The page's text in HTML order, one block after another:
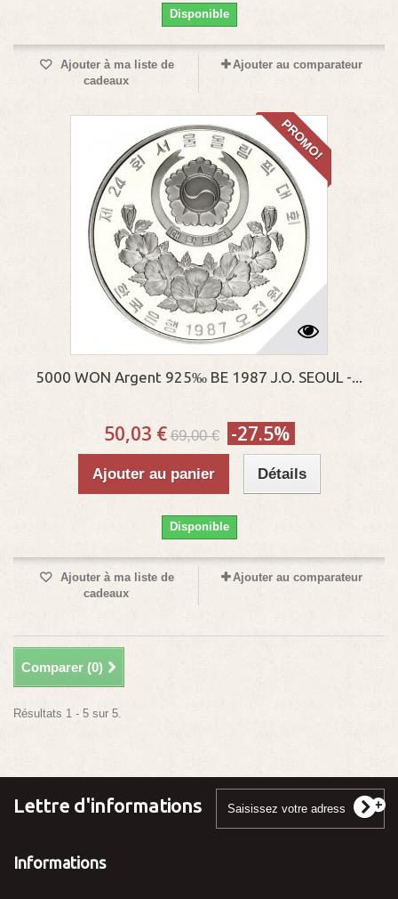
Disponible
Ajouter à ma liste de
cadeaux
Ajouter au comparateur
PROMO!
5000 WON Argent 925‰ BE 1987 J.O. SEOUL -...
50,03 € 69,00 € -27.5%
Ajouter au panier Détails
Disponible
Ajouter à ma liste de
cadeaux
Ajouter au comparateur
Comparer (0)
Résultats 1 - 5 sur 5.
Lettre d'informations
Informations